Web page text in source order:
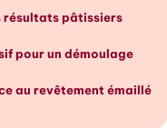
résultats pâtissiers
pour un démoulage
au revêtement émaillé